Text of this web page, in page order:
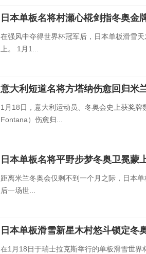
日本单板名将村瀬心椛剑指冬奥金
在强风中夺得世界杯冠军后，日本单板滑雪
上。 1月1...
意大利短道名将方塔纳伤愈回归米
1月18日，意大利运动员、冬奥会史上获奖
Fontana）伤愈归...
日本单板名将平野步梦冬奥卫冕蒙
距离米兰冬奥会仅剩不到一个月之际，日本
后一场世...
日本单板滑雪新星木村悠斗锁定冬
在1月18日于瑞士拉克斯举行的单板滑雪世